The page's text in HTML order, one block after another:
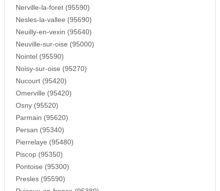
Nerville-la-foret (95590)
Nesles-la-vallee (95690)
Neuilly-en-vexin (95640)
Neuville-sur-oise (95000)
Nointel (95590)
Noisy-sur-oise (95270)
Nucourt (95420)
Omerville (95420)
Osny (95520)
Parmain (95620)
Persan (95340)
Pierrelaye (95480)
Piscop (95350)
Pontoise (95300)
Presles (95590)